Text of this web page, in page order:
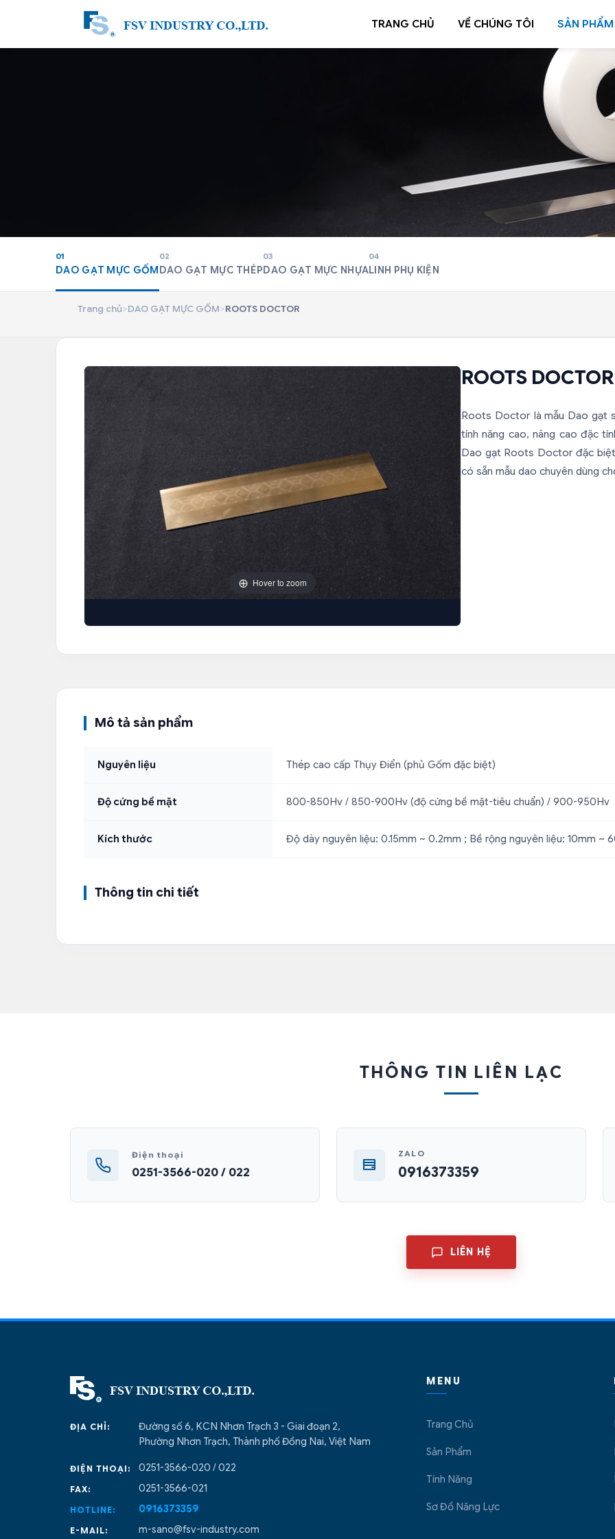
TRANG CHỦ VỀ CHÚNG TÔI SẢN PHẨM
01
DAO GẠT MỰC GỐM
02
DAO GẠT MỰC THÉP
03
DAO GẠT MỰC NHỰA
04
LINH PHỤ KIỆN
Trang chủ>DAO GẠT MỰC GỐM>ROOTS DOCTOR
Hover to zoom
ROOTS DOCTOR
Roots Doctor là mẫu Dao gạt
tính năng cao, nâng cao đặc
Dao gạt Roots Doctor đặc
có sẵn mẫu dao chuyên dùng
Mô tả sản phẩm
Nguyên liệu Thép cao cấp Thụy Điển (phủ Gốm đặc biệt)
Độ cứng bề mặt 800-850Hv / 850-900Hv (độ cứng bề mặt-tiêu chuẩn) / 900-950Hv
Kích thước Độ dày nguyên liệu: 0.15mm ~ 0.2mm ; Bề rộng nguyên liệu: 10mm ~
Thông tin chi tiết
THÔNG TIN LIÊN LẠC
Điện thoại
0251-3566-020 / 022
ZALO
0916373359
LIÊN HỆ
ĐỊA CHỈ:
Đường số 6, KCN Nhơn Trạch 3 - Giai đoạn 2,
Phường Nhơn Trạch, Thành phố Đồng Nai, Việt Nam
ĐIỆN THOẠI: 0251-3566-020 / 022
FAX: 0251-3566-021
HOTLINE: 0916373359
E-MAIL: m-sano@fsv-industry.com
MENU
Trang Chủ
Sản Phẩm
Tính Năng
Sơ Đồ Năng Lực